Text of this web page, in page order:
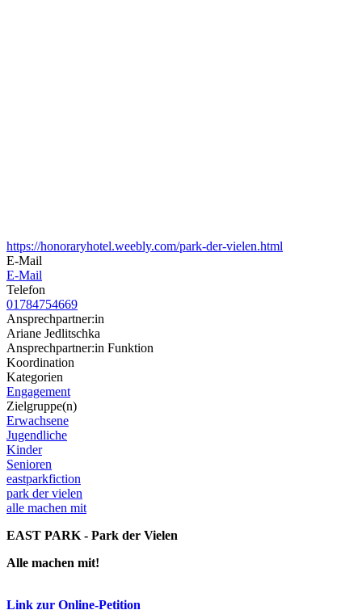
https://honoraryhotel.weebly.com/park-der-vielen.html
E-Mail
E-Mail
Telefon
01784754669
Ansprechpartner:in
Ariane Jedlitschka
Ansprechpartner:in Funktion
Koordination
Kategorien
Engagement
Zielgruppe(n)
Erwachsene
Jugendliche
Kinder
Senioren
eastparkfiction
park der vielen
alle machen mit
EAST PARK - Park der Vielen
Alle machen mit!
Link zur Online-Petition